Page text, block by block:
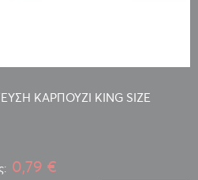
ΚΑΡΠΟΥΖΙ KING SIZE
0,79 €